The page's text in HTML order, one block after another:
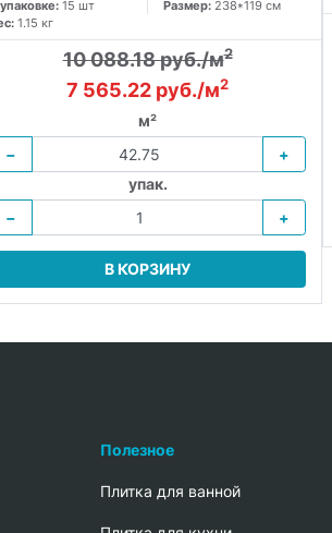
15 шт Размер: 238*119 см
1.15 кг
10 088.18 руб./м2
7 565.22 руб./м2
м²
−
+
упак.
−
+
В КОРЗИНУ
Полезное
Плитка для ванной